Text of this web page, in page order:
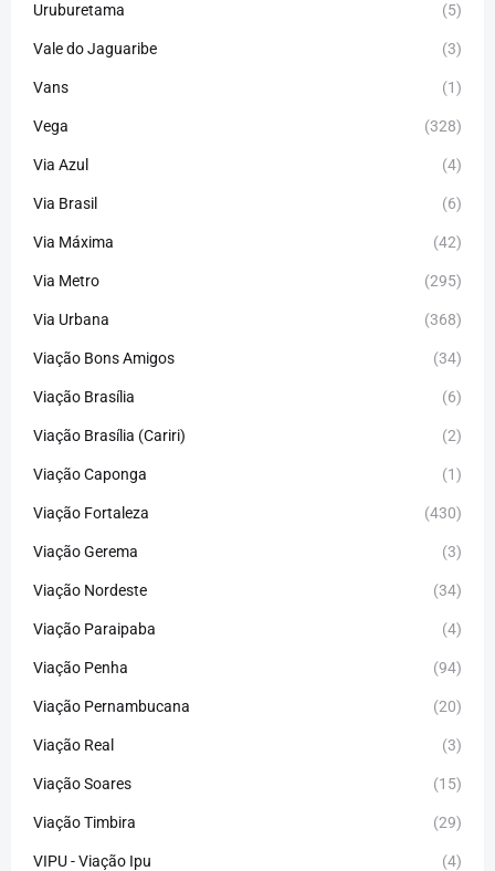
Uruburetama (5)
Vale do Jaguaribe (3)
Vans (1)
Vega (328)
Via Azul (4)
Via Brasil (6)
Via Máxima (42)
Via Metro (295)
Via Urbana (368)
Viação Bons Amigos (34)
Viação Brasília (6)
Viação Brasília (Cariri) (2)
Viação Caponga (1)
Viação Fortaleza (430)
Viação Gerema (3)
Viação Nordeste (34)
Viação Paraipaba (4)
Viação Penha (94)
Viação Pernambucana (20)
Viação Real (3)
Viação Soares (15)
Viação Timbira (29)
VIPU - Viação Ipu (4)